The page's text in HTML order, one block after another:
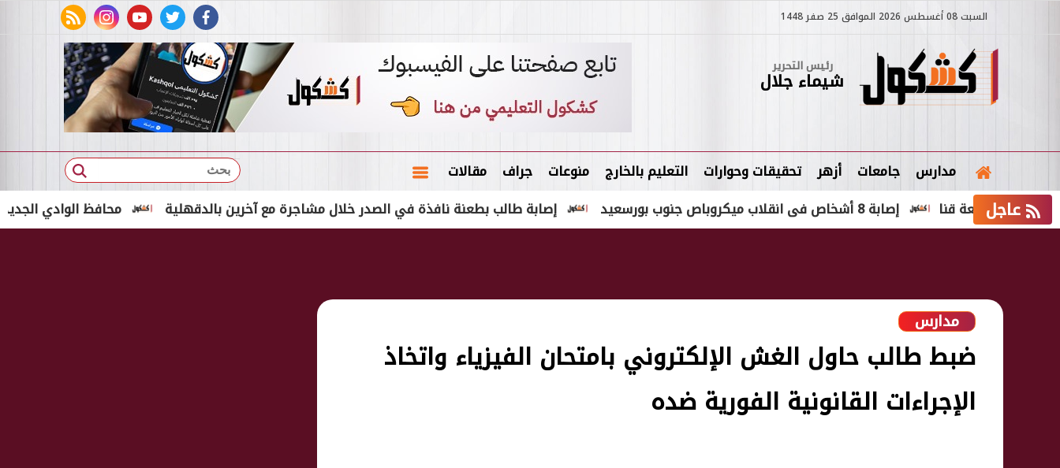
السبت 08 أغسطس 2026 الموافق 25 صفر 1448
facebook
twitter
youtube
instagram
rss feed
رئيس التحرير
شيماء جلال
مدارس جامعات أزهر تحقيقات وحوارات التعليم بالخارج منوعات جراف مقالات بحث
عاجل محافظ الوادي الجديد توقّع إصابة طالب بطعنة نافذة في الصدر خلال مشاجرة مع آخرين بالدقهلية إصابة 8 أشخاص فى انقلاب ميكروباص جنوب بورسعيد
مدارس
ضبط طالب حاول الغش الإلكتروني بامتحان الفيزياء واتخاذ
الإجراءات القانونية الفورية ضده